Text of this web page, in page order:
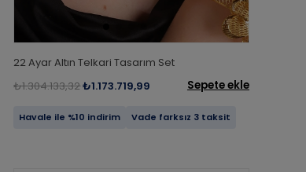
22 Ayar Altın Telkari Tasarım Set
₺1.304.133,32₺1.173.719,99 Sepete ekle
Havale ile %10 indirim Vade farksız 3 taksit